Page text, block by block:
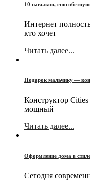
10 навыков,
Интернет
кто хочет
Читать далее...
Подарок мальчику —
Конструктор
мощный
Читать далее...
Оформление дома в
Сегодня